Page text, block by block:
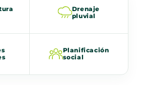
Drenaje
pluvial
Planificación
social